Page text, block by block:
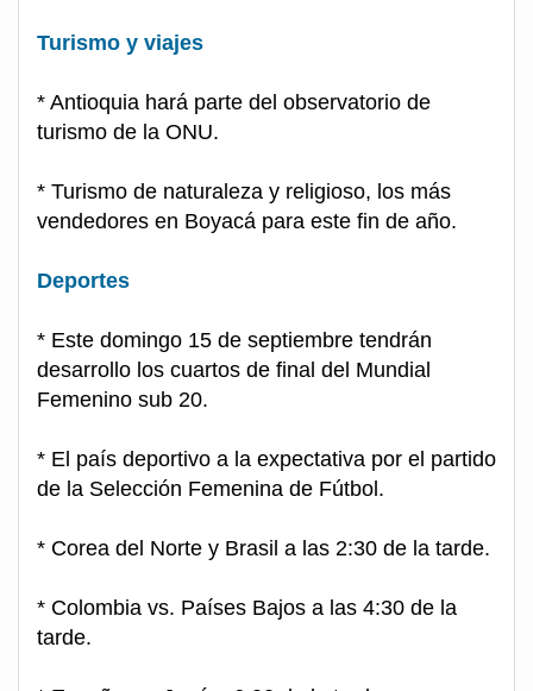
Turismo y viajes
* Antioquia hará parte del observatorio de
turismo de la ONU.
* Turismo de naturaleza y religioso, los más
vendedores en Boyacá para este fin de año.
Deportes
* Este domingo 15 de septiembre tendrán
desarrollo los cuartos de final del Mundial
Femenino sub 20.
* El país deportivo a la expectativa por el partido
de la Selección Femenina de Fútbol.
* Corea del Norte y Brasil a las 2:30 de la tarde.
* Colombia vs. Países Bajos a las 4:30 de la
tarde.